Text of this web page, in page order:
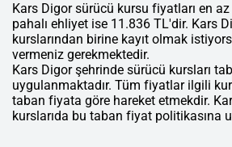
Kars Digor sürücü kursu fiyatları en
pahalı ehliyet ise 11.836 TL'dir. Kars
kurslarından birine kayıt olmak
vermeniz gerekmektedir.
Kars Digor şehrinde sürücü kursları
uygulanmaktadır. Tüm fiyatlar ilgili
taban fiyata göre hareket etmekdir.
kurslarıda bu taban fiyat politikasına